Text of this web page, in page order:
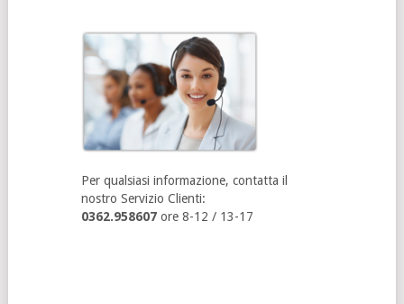
Per qualsiasi informazione, contatta il
nostro Servizio Clienti:
0362.958607ore 8-12 / 13-17